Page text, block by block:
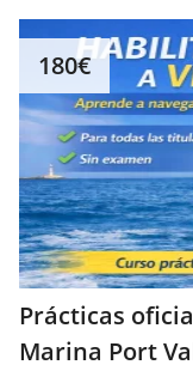
180€
Prácticas
Marina Port